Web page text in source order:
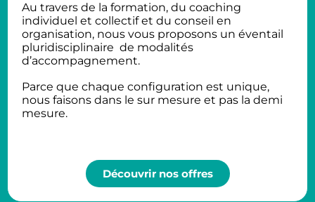
Au travers de la formation, du coaching
individuel et collectif et du conseil en
organisation, nous vous proposons un éventail
pluridisciplinaire de modalités
d’accompagnement.
Parce que chaque configuration est unique,
nous faisons dans le sur mesure et pas la demi
mesure.
Découvrir nos offres